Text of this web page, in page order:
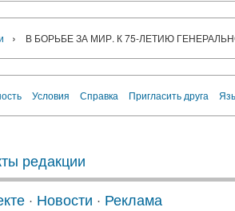
› В БОРЬБЕ ЗА МИР. К 75-ЛЕТИЮ
Условия Справка Пригласить друга
редакции
· Новости · Реклама